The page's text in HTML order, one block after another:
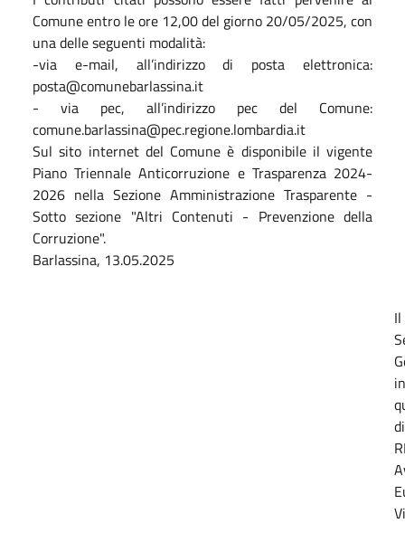
Comune entro le ore 12,00 del giorno 20/05/2025, con
una delle seguenti modalità:
-via e-mail, all’indirizzo di posta elettronica:
posta@comunebarlassina.it
- via pec, all’indirizzo pec del Comune:
comune.barlassina@pec.regione.lombardia.it
Sul sito internet del Comune è disponibile il vigente
Piano Triennale Anticorruzione e Trasparenza 2024-
2026 nella Sezione Amministrazione Trasparente -
Sotto sezione "Altri Contenuti - Prevenzione della
Corruzione".
Barlassina, 13.05.2025
Il
in
di